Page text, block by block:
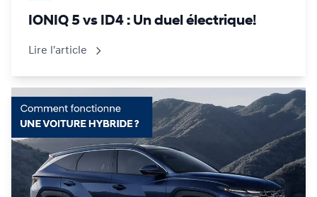
IONIQ 5 vs ID4 : Un duel électrique!
Lire l'article